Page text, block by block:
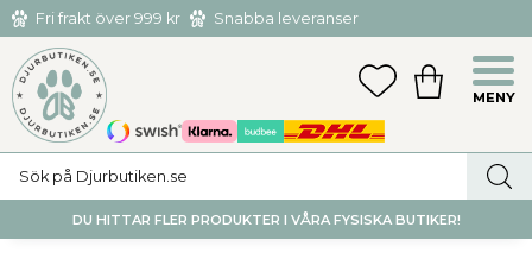
Meny
Fri frakt över 999 kr
Snabba leveranser
Hämta och returnera i butiken i Tumba eller Huddinge C
FAVORITER
KUNDVAGN
DU HITTAR FLER PRODUKTER I VÅRA FYSISKA BUTIKER!